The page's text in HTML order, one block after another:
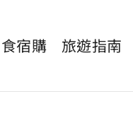
食宿購 旅遊指南